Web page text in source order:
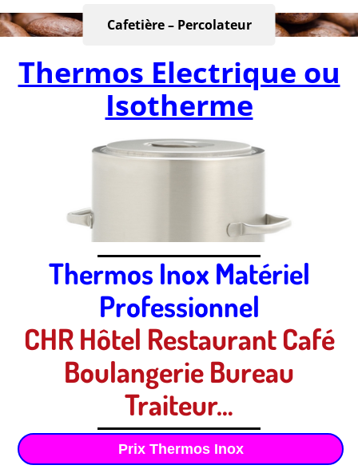
Cafetière – Percolateur
Thermos Electrique ou
Isotherme
Thermos Inox Matériel
Professionnel
CHR Hôtel Restaurant Café
Boulangerie Bureau
Traiteur…
Prix Thermos Inox